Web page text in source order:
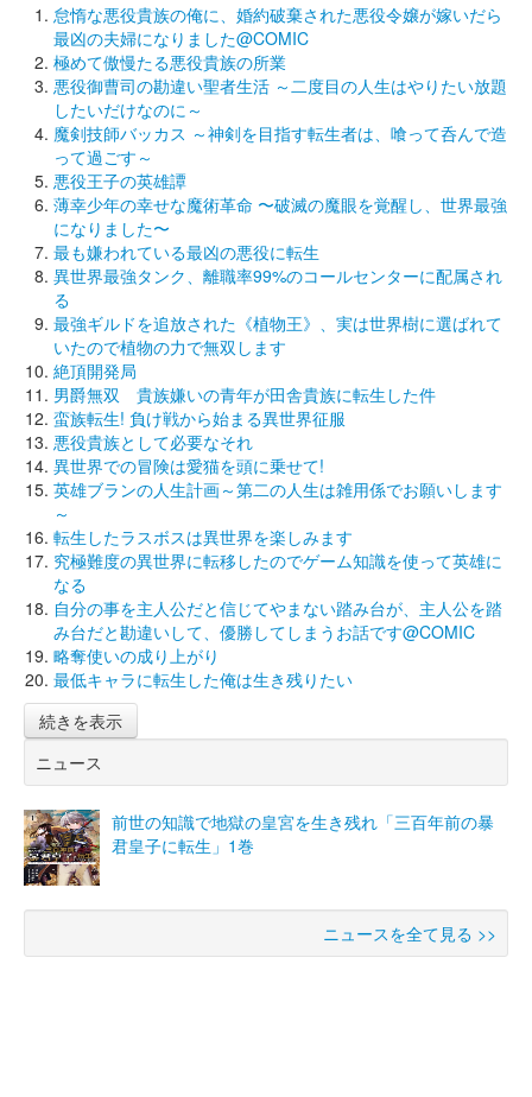
怠惰な悪役貴族の俺に、婚約破棄された悪役令嬢が嫁いだら
最凶の夫婦になりました@COMIC
極めて傲慢たる悪役貴族の所業
悪役御曹司の勘違い聖者生活 ～二度目の人生はやりたい放題
したいだけなのに～
魔剣技師バッカス ～神剣を目指す転生者は、喰って呑んで造
って過ごす～
悪役王子の英雄譚
薄幸少年の幸せな魔術革命 〜破滅の魔眼を覚醒し、世界最強
になりました〜
最も嫌われている最凶の悪役に転生
異世界最強タンク、離職率99%のコールセンターに配属され
る
最強ギルドを追放された《植物王》、実は世界樹に選ばれて
いたので植物の力で無双します
絶頂開発局
男爵無双 貴族嫌いの青年が田舎貴族に転生した件
蛮族転生! 負け戦から始まる異世界征服
悪役貴族として必要なそれ
異世界での冒険は愛猫を頭に乗せて!
英雄ブランの人生計画～第二の人生は雑用係でお願いします
～
転生したラスボスは異世界を楽しみます
究極難度の異世界に転移したのでゲーム知識を使って英雄に
なる
自分の事を主人公だと信じてやまない踏み台が、主人公を踏
み台だと勘違いして、優勝してしまうお話です@COMIC
略奪使いの成り上がり
最低キャラに転生した俺は生き残りたい
続きを表示
ニュース
前世の知識で地獄の皇宮を生き残れ「三百年前の暴
君皇子に転生」1巻
ニュースを全て見る >>